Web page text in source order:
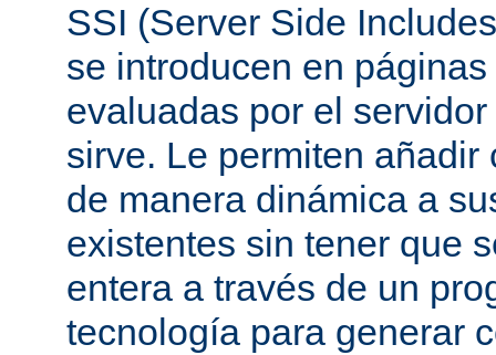
SSI (Server Side
se introducen en
evaluadas por el
sirve. Le permiten
de manera dinámica a
existentes sin tener que
entera a través de un
tecnología para generar